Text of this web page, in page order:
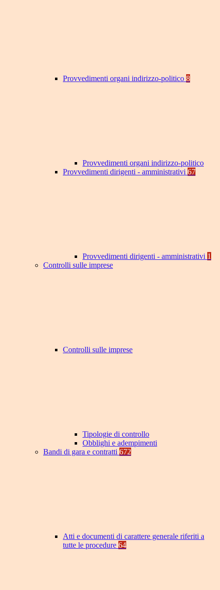
Provvedimenti organi indirizzo-politico 8
Provvedimenti organi indirizzo-politico
Provvedimenti dirigenti - amministrativi 67
Provvedimenti dirigenti - amministrativi 1
Controlli sulle imprese
Controlli sulle imprese
Tipologie di controllo
Obblighi e adempimenti
Bandi di gara e contratti 672
Atti e documenti di carattere generale riferiti a
tutte le procedure 64